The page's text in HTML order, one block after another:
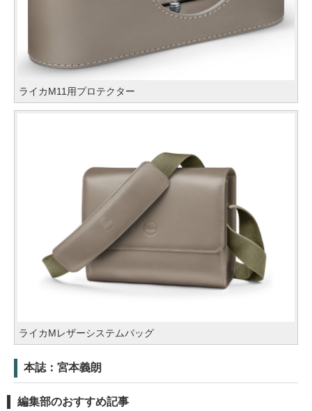
ライカM11用プロテクター
ライカMレザーシステムバッグ
本誌：宮本義朗
編集部のおすすめ記事